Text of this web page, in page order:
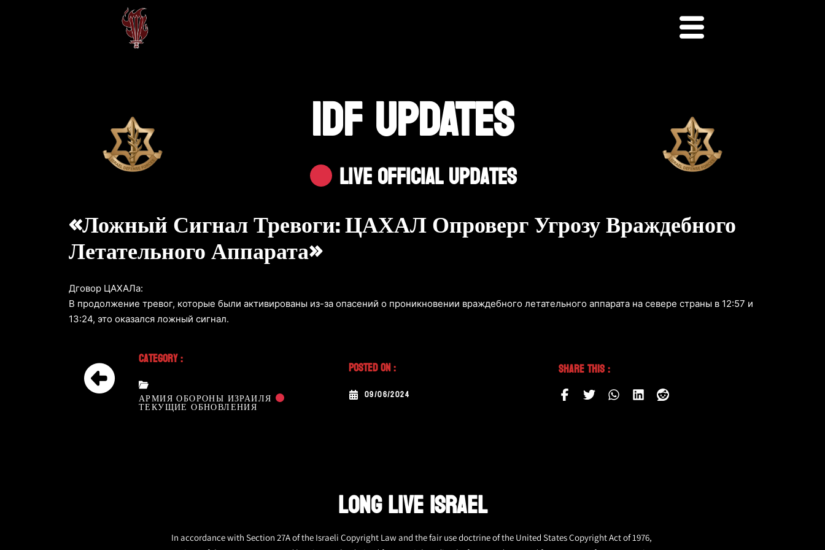
IDF UPDATES
Live Official Updates
«Ложный Сигнал Тревоги: ЦАХАЛ Опроверг Угрозу Враждебного
Летательного Аппарата»
Дговор ЦАХАЛа:
В продолжение тревог, которые были активированы из-за опасений о проникновении враждебного летательного аппарата на севере страны в 12:57 и
13:24, это оказался ложный сигнал.
Category :
АРМИЯ ОБОРОНЫ ИЗРАИЛЯ
ТЕКУЩИЕ ОБНОВЛЕНИЯ
Posted On :
09/06/2024
Share This :
LONG LIVE ISRAEL
In accordance with Section 27A of the Israeli Copyright Law and the fair use doctrine of the United States Copyright Act of 1976,